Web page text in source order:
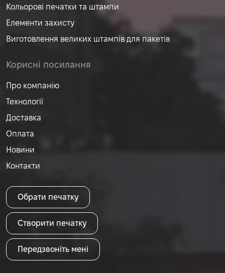
Кольорові печатки та штампи
Елементи захисту
Виготовлення великих штампів для пакетів
Корисні посилання
Про компанію
Технології
Доставка
Оплата
Новини
Контакти
Обрати печатку
Створити печатку
Передзвоніть мені